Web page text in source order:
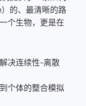
的、最清晰的路
个生物，更是在
决连续性-离散
个体的整合模拟